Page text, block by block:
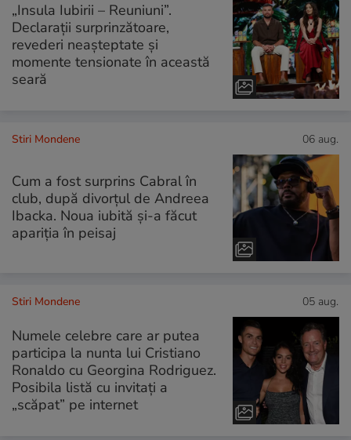
„Insula Iubirii – Reuniuni”.
Declarații surprinzătoare,
revederi neașteptate și
momente tensionate în această
seară
Stiri Mondene 06 aug.
Cum a fost surprins Cabral în
club, după divorțul de Andreea
Ibacka. Noua iubită și-a făcut
apariția în peisaj
Stiri Mondene 05 aug.
Numele celebre care ar putea
participa la nunta lui Cristiano
Ronaldo cu Georgina Rodriguez.
Posibila listă cu invitați a
„scăpat” pe internet